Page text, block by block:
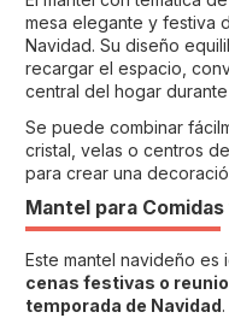
mesa elegante y festiva
Navidad. Su diseño
recargar el espacio,
central del hogar
Se puede combinar
cristal, velas o centros
para crear una
Mantel para
Este mantel navideño es
cenas festivas o
temporada de Navidad.